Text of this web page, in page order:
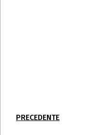
PRECEDENTE